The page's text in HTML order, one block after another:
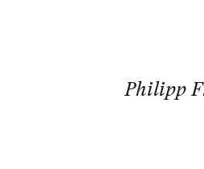
Philipp